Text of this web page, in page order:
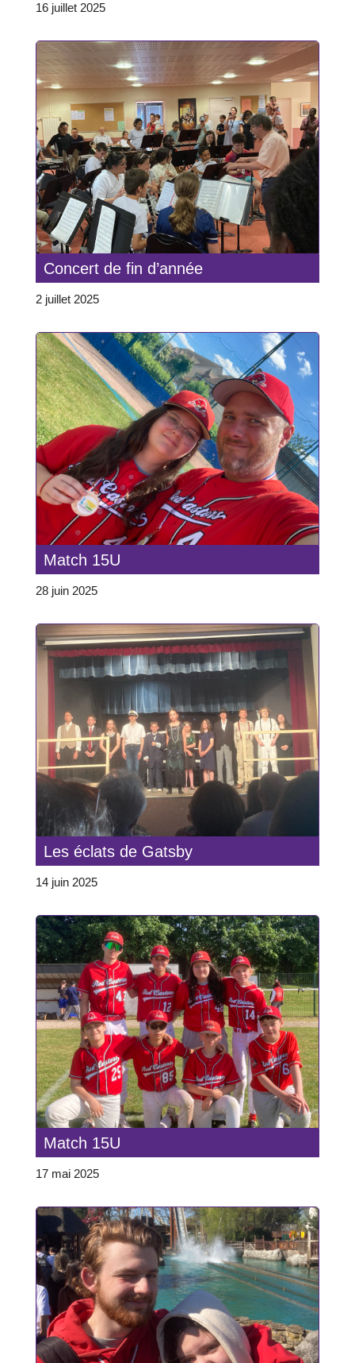
16 juillet 2025
Concert de fin d’année
2 juillet 2025
Match 15U
28 juin 2025
Les éclats de Gatsby
14 juin 2025
Match 15U
17 mai 2025